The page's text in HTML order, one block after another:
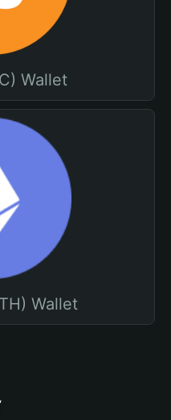
Wallet
Wallet